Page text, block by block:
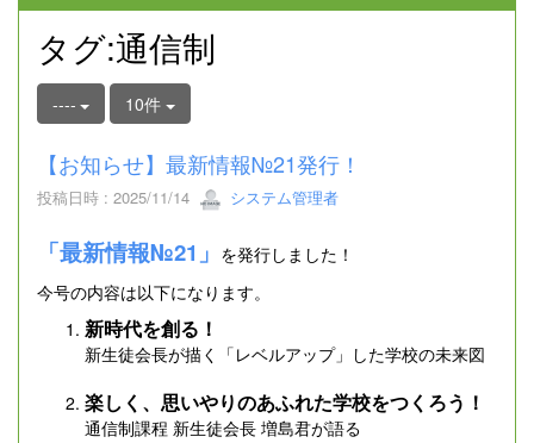
タグ:通信制
---- 10件
【お知らせ】最新情報№21発行！
投稿日時 : 2025/11/14 システム管理者
「最新情報№21」 を発行しました！
今号の内容は以下になります。
新時代を創る！
新生徒会長が描く「レベルアップ」した学校の未来図
楽しく、思いやりのあふれた学校をつくろう！
通信制課程 新生徒会長 増島君が語る